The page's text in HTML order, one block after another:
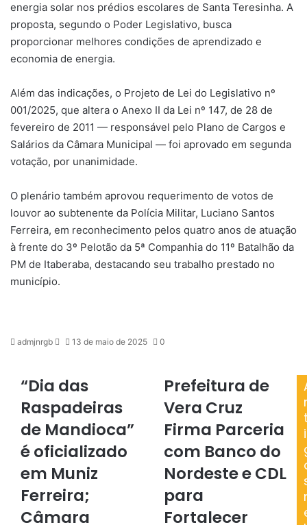
energia solar nos prédios escolares de Santa Teresinha. A
proposta, segundo o Poder Legislativo, busca
proporcionar melhores condições de aprendizado e
economia de energia.
Além das indicações, o Projeto de Lei do Legislativo nº
001/2025, que altera o Anexo II da Lei nº 147, de 28 de
fevereiro de 2011 — responsável pelo Plano de Cargos e
Salários da Câmara Municipal — foi aprovado em segunda
votação, por unanimidade.
O plenário também aprovou requerimento de votos de
louvor ao subtenente da Polícia Militar, Luciano Santos
Ferreira, em reconhecimento pelos quatro anos de atuação
à frente do 3º Pelotão da 5ª Companhia do 11º Batalhão da
PM de Itaberaba, destacando seu trabalho prestado no
município.
admjnrgb
Mande
mail
13 de maio de 2025 0
“Dia
Raspadeiras
de
Mandioca”
é
oficializado
em
Muniz
Ferreira;
“Dia das
Raspadeiras
de Mandioca”
é oficializado
em Muniz
Ferreira;
Câmara
Prefeitura
Vera
Cruz
Firma
Parceria
com
Banco
do
Nordeste
Prefeitura de
Vera Cruz
Firma Parceria
com Banco do
Nordeste e CDL
para
Fortalecer
i